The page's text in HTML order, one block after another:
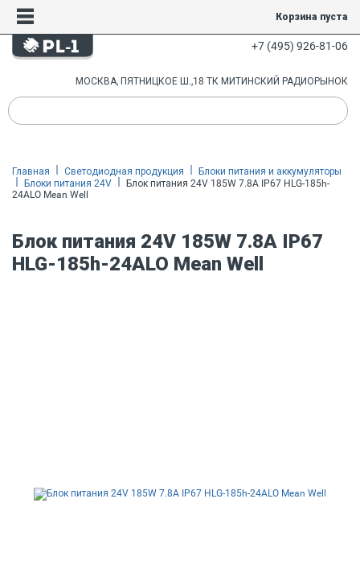
Корзина пуста
+7 (495) 926-81-06
МОСКВА, ПЯТНИЦКОЕ Ш.,18 ТК МИТИНСКИЙ РАДИОРЫНОК
Главная Светодиодная продукция
Блоки питания и аккумуляторы
Блоки питания 24V
Блок питания 24V 185W 7.8A IP67 HLG-185h-
24ALO Mean Well
Блок питания 24V 185W 7.8A IP67
HLG-185h-24ALO Mean Well